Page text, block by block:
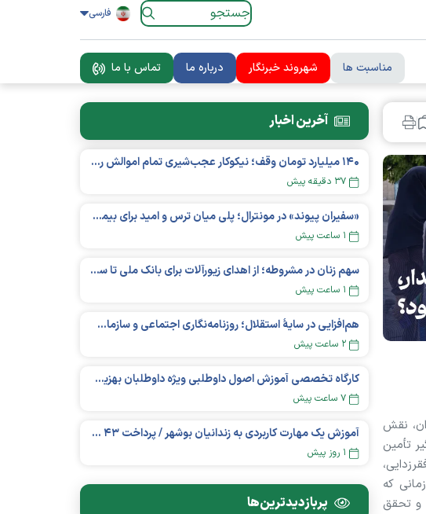
فارسی
مناسبت ها شهروند خبرنگار درباره ما تماس با ما
نقش
تأمین
که
و تحقق
آخرین اخبار
۱۴۰ میلیارد تومان وقف؛ نیکوکار عجب‌شیری تمام اموالش را در راه آموزش بخشید
۳۷ دقیقه پیش
«سفیران پیوند» در مونترال؛ پلی میان ترس و امید برای بیماران کلیوی
۱ ساعت پیش
سهم زنان در مشروطه؛ از اهدای زیورآلات برای بانک ملی تا ساخت مدرسه و یتیم‌خانه
۱ ساعت پیش
هم‌افزایی در سایهٔ استقلال؛ روزنامه‌نگاری اجتماعی و سازمان‌های مردم‌نهاد در اکوسیستم بین‌المللی غیردولتی‌ها
۲ ساعت پیش
کارگاه تخصصی آموزش اصول داوطلبی ویژه داوطلبان بهزیستی برگزار شد
۷ ساعت پیش
آموزش یک مهارت کاربردی به زندانیان بوشهر / پرداخت ۴۳ میلیارد تومان تسهیلات خوداشتغالی
۱ روز پیش
پربازدید‌ترین‌ها